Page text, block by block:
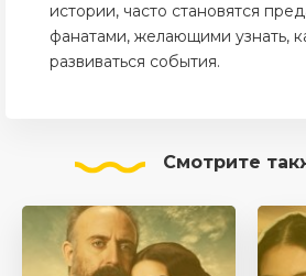
истории, часто становятся
фанатами, желающими узнать,
развиваться события.
Смотрите